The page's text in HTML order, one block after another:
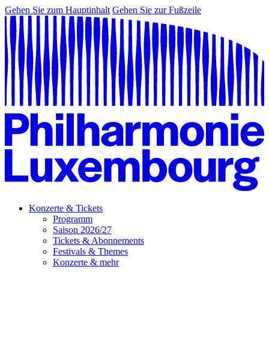
Gehen Sie zum Hauptinhalt Gehen Sie zur Fußzeile
Konzerte & Tickets
Programm
Saison 2026/27
Tickets & Abonnements
Festivals & Themes
Konzerte & mehr